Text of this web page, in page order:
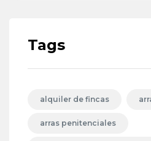
Tags
alquiler de fincas
arras penitenciales